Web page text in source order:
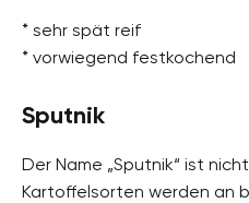
* sehr spät reif
* vorwiegend festkochend
Sputnik
Der Name „Sputnik“ ist
Kartoffelsorten werden an